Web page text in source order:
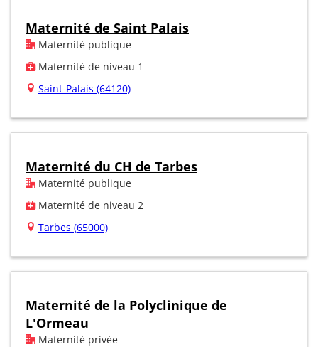
Maternité de Saint Palais
Maternité publique
Maternité de niveau 1
Saint-Palais (64120)
Maternité du CH de Tarbes
Maternité publique
Maternité de niveau 2
Tarbes (65000)
Maternité de la Polyclinique de
L'Ormeau
Maternité privée